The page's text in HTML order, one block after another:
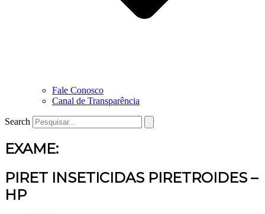
Fale Conosco
Canal de Transparência
Search
EXAME:
PIRET INSETICIDAS PIRETROIDES –
HP